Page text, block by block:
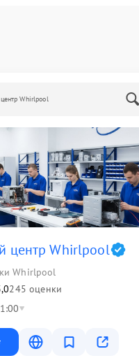
Whirlpool
центр Whirlpool
Whirlpool
245 оценки